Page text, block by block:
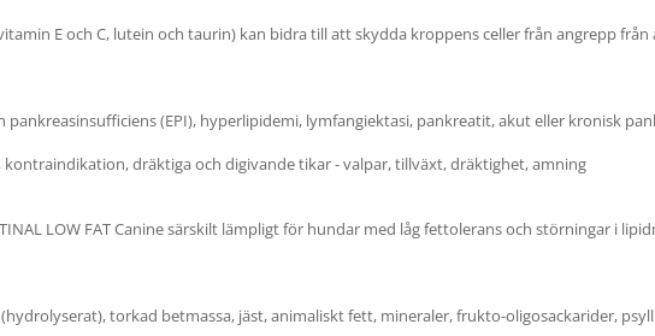
E och C, lutein och taurin) kan bidra till att skydda kroppens celler från angrepp
(EPI), hyperlipidemi, lymfangiektasi, pankreatit, akut eller kronisk
dräktiga och digivande tikar - valpar, tillväxt, dräktighet, amning
LOW FAT Canine särskilt lämpligt för hundar med låg fettolerans och störningar i
torkad betmassa, jäst, animaliskt fett, mineraler, frukto-oligosackarider,